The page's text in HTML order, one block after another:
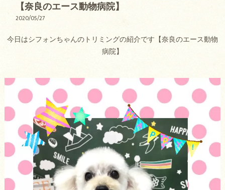
【奈良のエース動物病院】
2020/05/27
今日はシフォンちゃんのトリミングの紹介です【奈良のエース動物
病院】